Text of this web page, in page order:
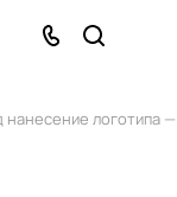
логотипа